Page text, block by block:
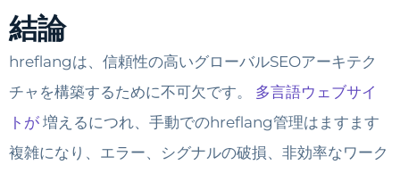
結論
hreflangは、信頼性の高いグローバルSEOアーキテク
チャを構築するために不可欠です。 多言語ウェブサイ
トが 増えるにつれ、手動でのhreflang管理はますます
複雑になり、エラー、シグナルの破損、非効率なワーク